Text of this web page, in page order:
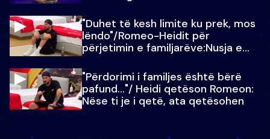
"Duhet të kesh limite ku prek, mos
lëndo"/Romeo-Heidit për
përjetimin e familjarëve:Nusja e
"Përdorimi i familjes është bërë
pafund…"/ Heidi qetëson Romeon:
Nëse ti je i qetë, ata qetësohen